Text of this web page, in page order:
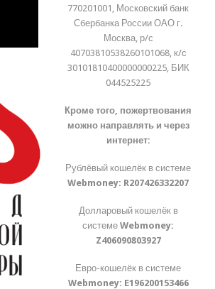
770201001, Московский банк
Сбербанка России ОАО г.
Москва, р/с
40703810538260101068, к/с
30101810400000000225, БИК
044525225
Кроме того, пожертвования
можно направлять и через
интернет:
Рублёвый кошелёк в системе
Webmoney: R207426332207
Долларовый кошелёк в
системеWebmoney:
Z406090803927
Евро-кошелёк в системе
Webmoney: E196200153466